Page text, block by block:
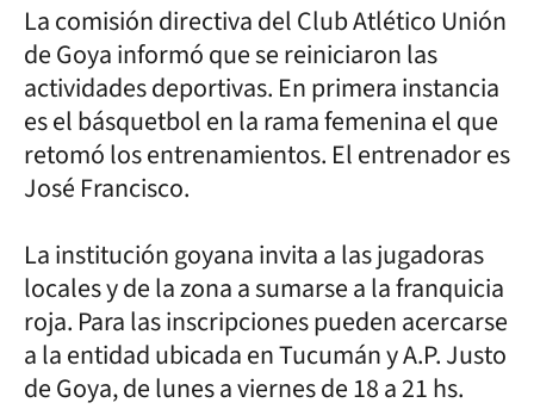
La comisión directiva del Club Atlético Unión
de Goya informó que se reiniciaron las
actividades deportivas. En primera instancia
es el básquetbol en la rama femenina el que
retomó los entrenamientos. El entrenador es
José Francisco.
La institución goyana invita a las jugadoras
locales y de la zona a sumarse a la franquicia
roja. Para las inscripciones pueden acercarse
a la entidad ubicada en Tucumán y A.P. Justo
de Goya, de lunes a viernes de 18 a 21 hs.